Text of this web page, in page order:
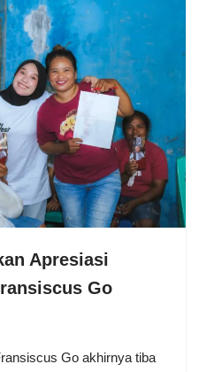
Apresiasi
Go
Go akhirnya tiba